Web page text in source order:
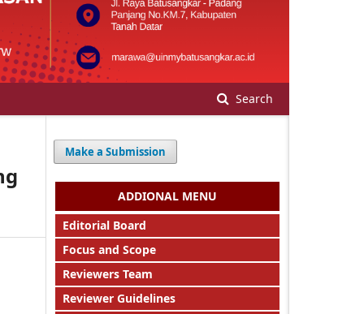
Search
Make a Submission
ADDIONAL MENU
Editorial Board
Focus and Scope
Reviewers Team
Reviewer Guidelines